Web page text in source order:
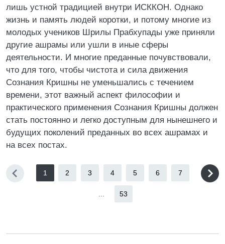
лишь устной традицией внутри ИСККОН. Однако
жизнь и память людей коротки, и потому многие из
молодых учеников Шрилы Прабхупады уже приняли
другие ашрамы или ушли в иные сферы
деятельности. И многие преданные почувствовали,
что для того, чтобы чистота и сила движения
Сознания Кришны не уменьшались с течением
времени, этот важный аспект философии и
практического применения Сознания Кришны должен
стать постоянно и легко доступным для нынешнего и
будущих поколений преданных во всех ашрамах и
на всех постах.
1 2 3 4 5 6 7
53